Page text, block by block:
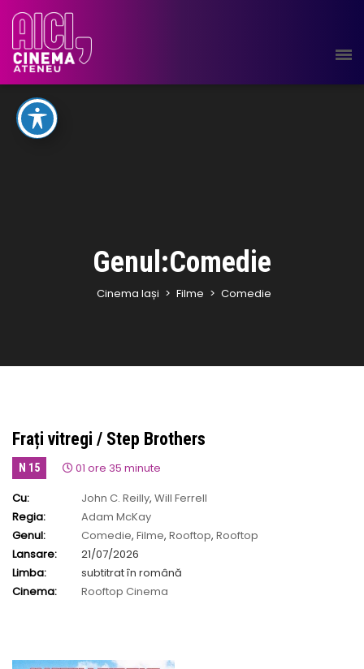
Genul:Comedie
Cinema Iași > Filme > Comedie
Frați vitregi / Step Brothers
N 15
01 ore 35 minute
Cu:
John C. Reilly, Will Ferrell
Regia:
Adam McKay
Genul:
Comedie, Filme, Rooftop, Rooftop
Lansare:
21/07/2026
Limba:
subtitrat în română
Cinema:
Rooftop Cinema